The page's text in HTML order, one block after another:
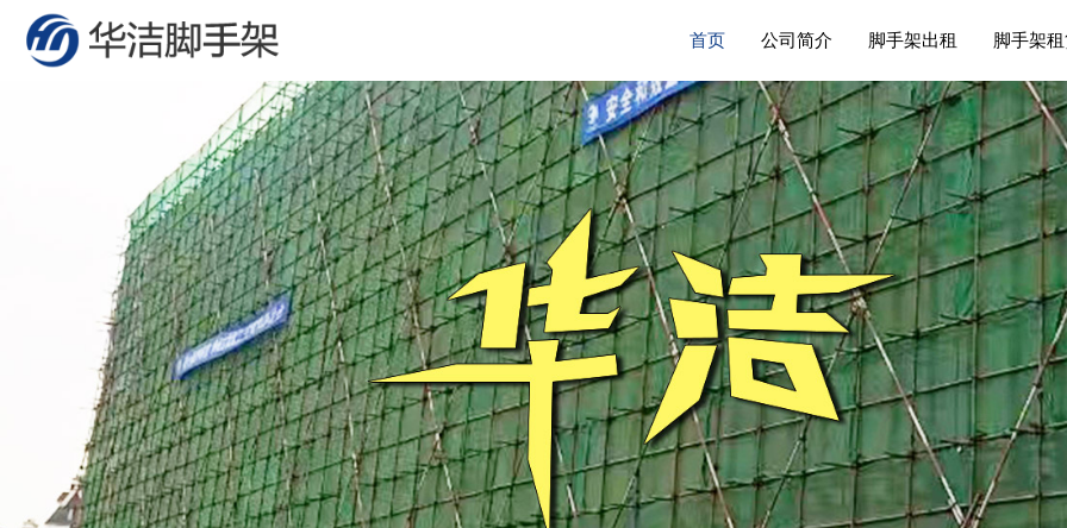
首页 公司简介 脚手架出租 脚手架